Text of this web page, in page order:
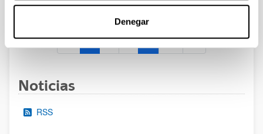
Denegar
al 30/07/2026 (ambos incluídos)
Página
1 Página
2 Página
3 ...Páginas intermedias Use TAB
Página
95
Noticias
RSS